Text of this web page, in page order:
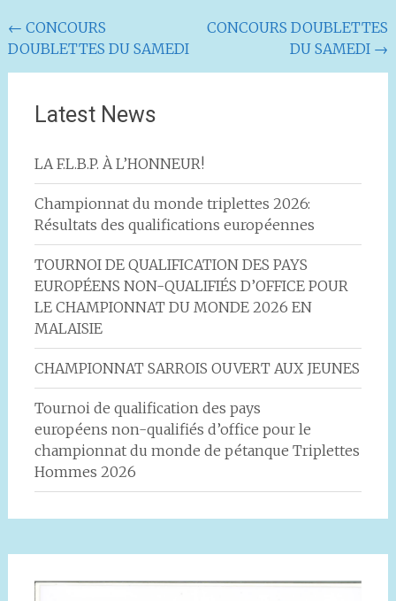
Navigation
de
← CONCOURS
DOUBLETTES DU SAMEDI
CONCOURS DOUBLETTES
DU SAMEDI →
Latest News
LA F.L.B.P. À L’HONNEUR!
Championnat du monde triplettes 2026:
Résultats des qualifications européennes
TOURNOI DE QUALIFICATION DES PAYS
EUROPÉENS NON-QUALIFIÉS D’OFFICE POUR
LE CHAMPIONNAT DU MONDE 2026 EN
MALAISIE
CHAMPIONNAT SARROIS OUVERT AUX JEUNES
Tournoi de qualification des pays
européens non-qualifiés d’office pour le
championnat du monde de pétanque Triplettes
Hommes 2026